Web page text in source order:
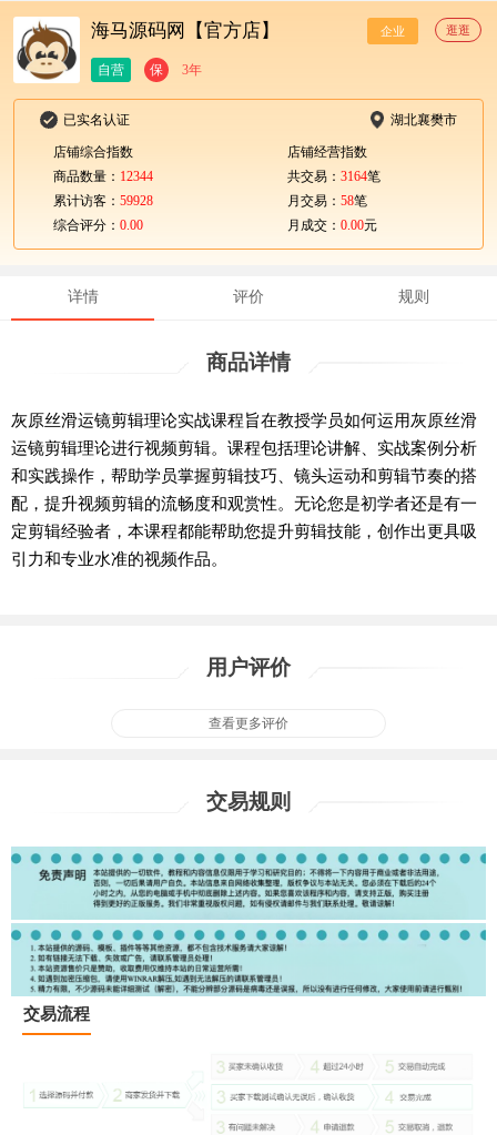
海马源码网【官方店】 企业 逛逛
自营 保 3年
已实名认证 湖北襄樊市
店铺综合指数
商品数量： 12344
累计访客： 59928
综合评分： 0.00
店铺经营指数
共交易： 3164笔
月交易： 58笔
月成交： 0.00元
详情 评价 规则
商品详情
灰原丝滑运镜剪辑理论实战课程旨在教授学员如何运用灰原丝滑
运镜剪辑理论进行视频剪辑。课程包括理论讲解、实战案例分析
和实践操作，帮助学员掌握剪辑技巧、镜头运动和剪辑节奏的搭
配，提升视频剪辑的流畅度和观赏性。无论您是初学者还是有一
定剪辑经验者，本课程都能帮助您提升剪辑技能，创作出更具吸
引力和专业水准的视频作品。
用户评价
查看更多评价
交易规则
交易流程